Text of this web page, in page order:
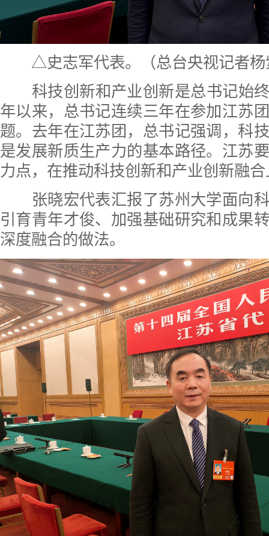
△史志军代表。（总台央视记者杨
科技创新和产业创新是总书记始终
年以来，总书记连续三年在参加江苏
题。去年在江苏团，总书记强调，科
是发展新质生产力的基本路径。江苏
力点，在推动科技创新和产业创新融
张晓宏代表汇报了苏州大学面向科
引育青年才俊、加强基础研究和成果
深度融合的做法。